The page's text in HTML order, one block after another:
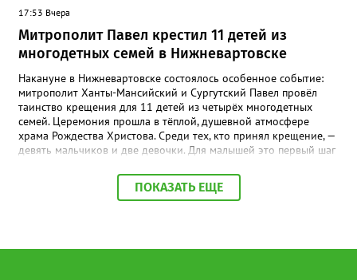
артерия, соединяющая Нижневартовск с другими
муниципалитетами и открывающая новые возможности для
дальнейшего динамичного развития города. Ранее
Gorod3466.ru сообщал, что в Нижневартовске наградили
лучших строителей города.
17:53 Вчера
Митрополит Павел крестил 11 детей из
многодетных семей в Нижневартовске
Накануне в Нижневартовске состоялось особенное событие:
митрополит Ханты-Мансийский и Сургутский Павел провёл
таинство крещения для 11 детей из четырёх многодетных
семей. Церемония прошла в тёплой, душевной атмосфере
храма Рождества Христова. Среди тех, кто принял крещение, —
девять мальчиков и две девочки. Для малышей это первый шаг
важный день. Это уже второе подобное мероприятие в Югре.
Первое прошло в июле, в День крещения Руси, в Ханты-
Православной Церкви. Владыка Павел отметил, что готов
ПОКАЗАТЬ ЕЩЕ